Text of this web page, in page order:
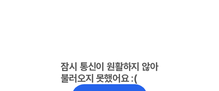
잠시 통신이 원활하지 않아
불러오지 못했어요 :(